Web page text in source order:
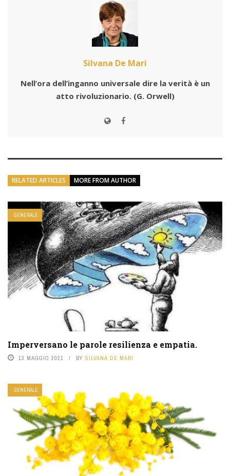
Silvana De Mari
Nell’ora dell’inganno universale dire la verità è un
atto rivoluzionario. (G. Orwell)
RELATED ARTICLES MORE FROM AUTHOR
GENERALE
Imperversano le parole resilienza e empatia.
13 MAGGIO 2021 BY SILVANA DE MARI
GENERALE